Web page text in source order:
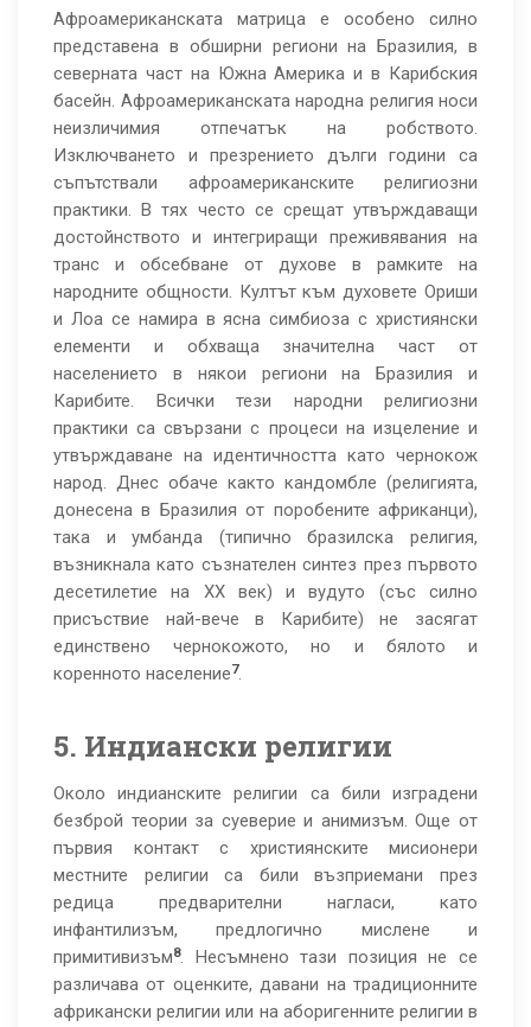
Афроамериканската матрица е особено силно
представена в обширни региони на Бразилия, в
северната част на Южна Америка и в Карибския
басейн. Афроамериканската народна религия носи
неизличимия отпечатък на робството.
Изключването и презрението дълги години са
съпътствали афроамериканските религиозни
практики. В тях често се срещат утвърждаващи
достойнството и интегриращи преживявания на
транс и обсебване от духове в рамките на
народните общности. Култът към духовете Ориши
и Лоа се намира в ясна симбиоза с християнски
елементи и обхваща значителна част от
населението в някои региони на Бразилия и
Карибите. Всички тези народни религиозни
практики са свързани с процеси на изцеление и
утвърждаване на идентичността като чернокож
народ. Днес обаче както кандомбле (религията,
донесена в Бразилия от поробените африканци),
така и умбанда (типично бразилска религия,
възникнала като съзнателен синтез през първото
десетилетие на ХХ век) и вудуто (със силно
присъствие най-вече в Карибите) не засягат
единствено чернокожото, но и бялото и
коренното население7.
5. Индиански религии
Около индианските религии са били изградени
безброй теории за суеверие и анимизъм. Още от
първия контакт с християнските мисионери
местните религии са били възприемани през
редица предварителни нагласи, като
инфантилизъм, предлогично мислене и
примитивизъм8. Несъмнено тази позиция не се
различава от оценките, давани на традиционните
африкански религии или на аборигенните религии в